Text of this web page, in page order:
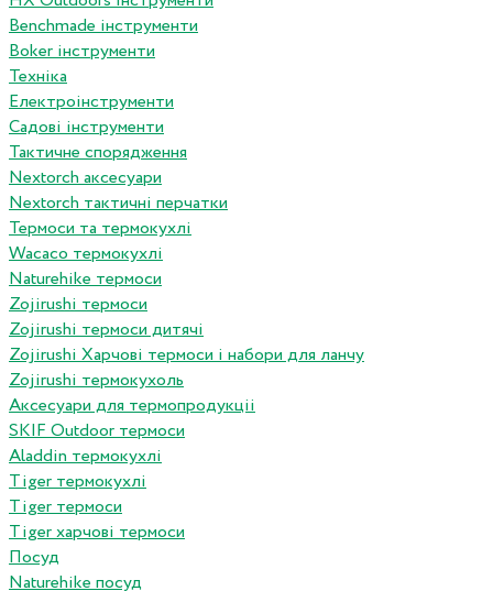
Benchmade інструменти
Boker інструменти
Техніка
Електроінструменти
Садові інструменти
Тактичне спорядження
Nextorch аксесуари
Nextorch тактичні перчатки
Термоси та термокухлі
Wacaco термокухлі
Naturehike термоси
Zojirushi термоси
Zojirushi термоси дитячі
Zojirushi Харчові термоси і набори для ланчу
Zojirushi термокухоль
Аксесуари для термопродукціі
SKIF Outdoor термоси
Aladdin термокухлі
Tiger термокухлі
Tiger термоси
Tiger харчові термоси
Посуд
Naturehike посуд